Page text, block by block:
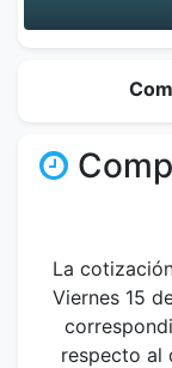
La
Viernes 15
respecto al